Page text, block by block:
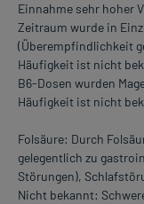
Einnahme sehr hoher
Zeitraum wurde in
(Überempfindlichkeit
Häufigkeit ist nicht
B6-Dosen wurden
Häufigkeit ist nicht
Folsäure: Durch
gelegentlich zu
Störungen),
Nicht bekannt: